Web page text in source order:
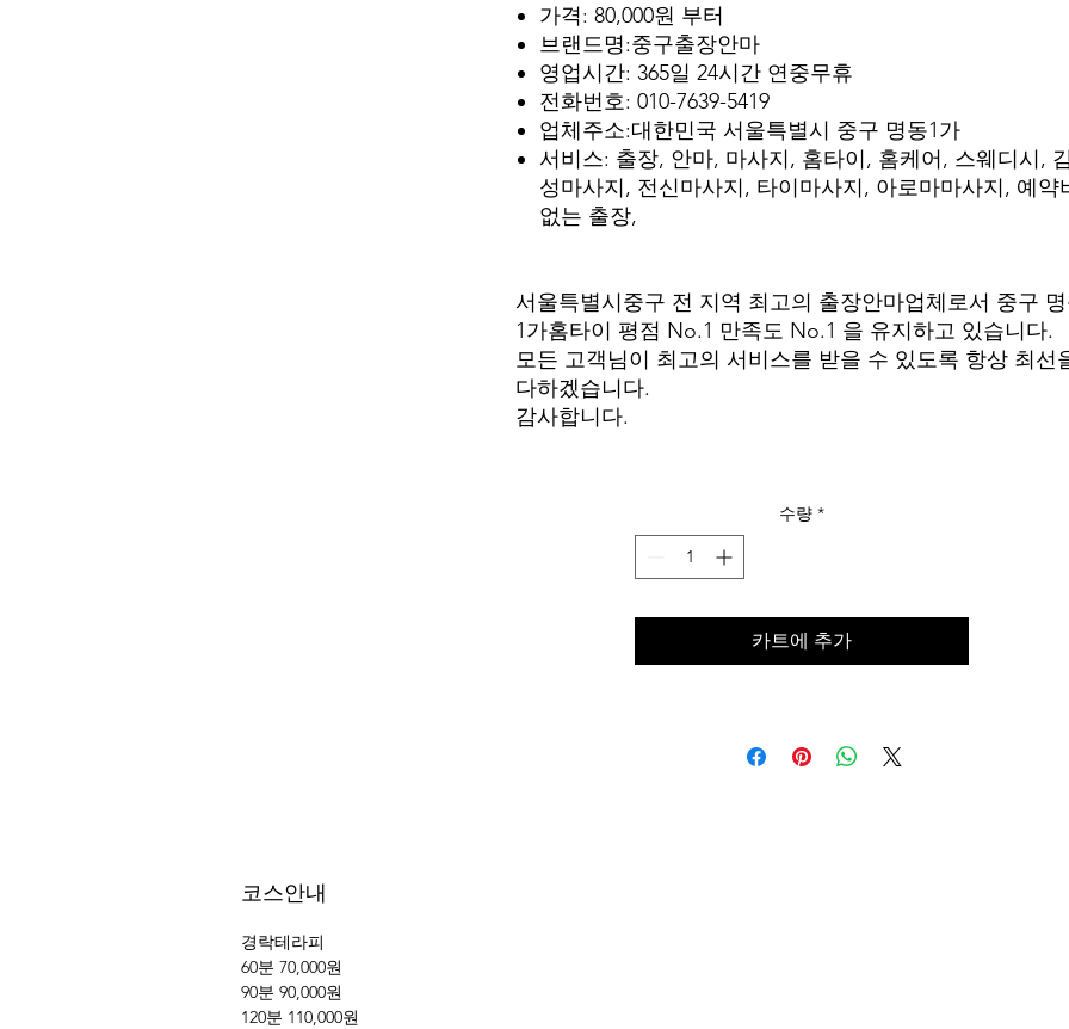
가격: 80,000원 부터
브랜드명:중구출장안마
영업시간: 365일 24시간 연중무휴
전화번호: 010-7639-5419
업체주소:대한민국 서울특별시 중구 명동1가
서비스: 출장, 안마, 마사지, 홈타이, 홈케어, 스웨디시,
성마사지, 전신마사지, 타이마사지, 아로마마사지, 예약
없는 출장,
서울특별시중구 전 지역 최고의 출장안마업체로서 중구
1가홈타이 평점 No.1 만족도 No.1 을 유지하고 있습니다.
모든 고객님이 최고의 서비스를 받을 수 있도록 항상 최선
다하겠습니다.
감사합니다.
수량 *
카트에 추가
코스안내
경락테라피
60분 70,000원
90분 90,000원
120분 110,000원